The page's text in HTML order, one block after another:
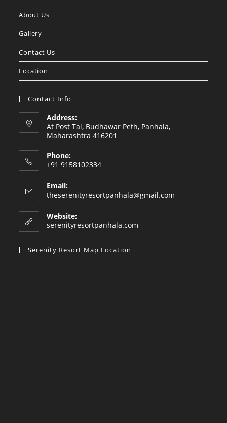
new
tab
About Us
Gallery
Contact Us
Location
Contact Info
Address:
At Post Tal, Budhawar Peth, Panhala,
Maharashtra 416201
Phone:
+91 9158102334
Email:
theserenityresortpanhala@gmail.com
Website:
serenityresortpanhala.com
Serenity Resort Map Location